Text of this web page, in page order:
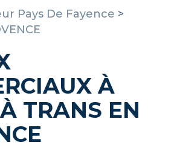
Pays De Fayence >
À
TRANS EN